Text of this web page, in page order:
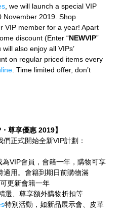
, we will launch a special VIP
November 2019. Shop
VIP member for a year! Apart
discount (Enter “NEWVIP”
also enjoy all VIPs’
on regular priced items every
. Time limited offer, don’t
尊享優惠 2019】
正式開始全新VIP計劃：
VIP會員，會籍一年，購物可享
適用。會籍到期日前購物滿
更新會籍一年
選、尊享額外購物折扣等
特別活動，如新品展示會、皮革